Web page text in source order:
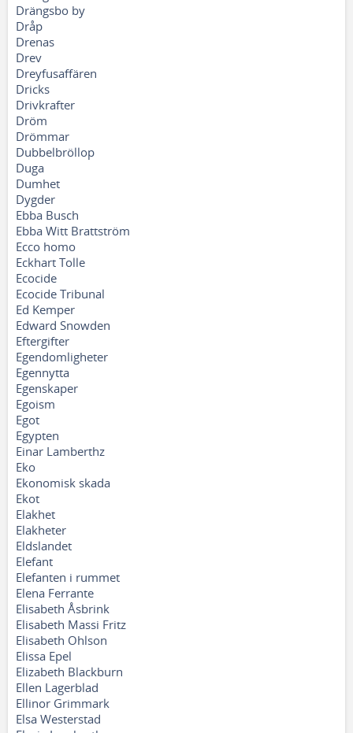
Drängsbo by
Dråp
Drenas
Drev
Dreyfusaffären
Dricks
Drivkrafter
Dröm
Drömmar
Dubbelbröllop
Duga
Dumhet
Dygder
Ebba Busch
Ebba Witt Brattström
Ecco homo
Eckhart Tolle
Ecocide
Ecocide Tribunal
Ed Kemper
Edward Snowden
Eftergifter
Egendomligheter
Egennytta
Egenskaper
Egoism
Egot
Egypten
Einar Lamberthz
Eko
Ekonomisk skada
Ekot
Elakhet
Elakheter
Eldslandet
Elefant
Elefanten i rummet
Elena Ferrante
Elisabeth Åsbrink
Elisabeth Massi Fritz
Elisabeth Ohlson
Elissa Epel
Elizabeth Blackburn
Ellen Lagerblad
Ellinor Grimmark
Elsa Westerstad